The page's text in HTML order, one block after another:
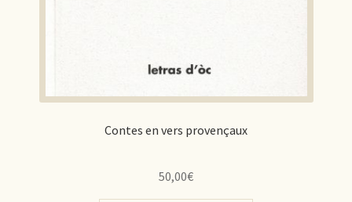
Contes en vers provençaux
50,00€